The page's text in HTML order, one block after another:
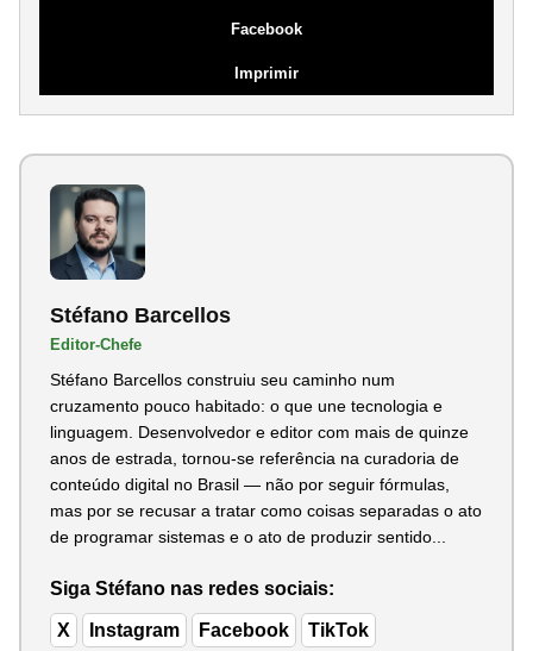
Facebook
Imprimir
Stéfano Barcellos
Editor-Chefe
Stéfano Barcellos construiu seu caminho num
cruzamento pouco habitado: o que une tecnologia e
linguagem. Desenvolvedor e editor com mais de quinze
anos de estrada, tornou-se referência na curadoria de
conteúdo digital no Brasil — não por seguir fórmulas,
mas por se recusar a tratar como coisas separadas o ato
de programar sistemas e o ato de produzir sentido...
Siga Stéfano nas redes sociais:
X Instagram Facebook TikTok